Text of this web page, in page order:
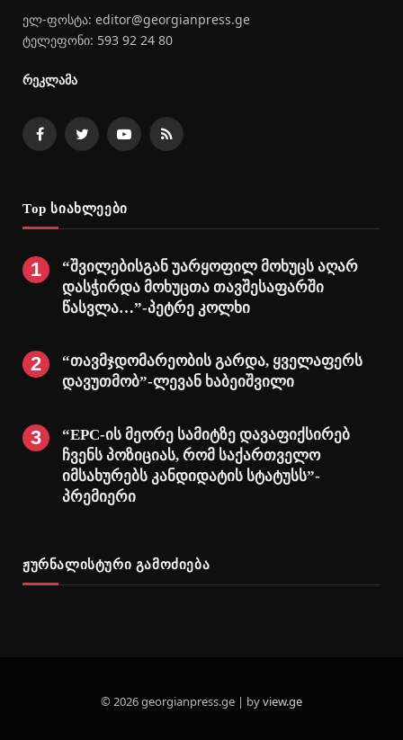
ელ-ფოსტა: editor@georgianpress.ge
ტელეფონი: 593 92 24 80
რეკლამა
FacebookTwitterYouTubeRSS
Top სიახლეები
“შვილებისგან უარყოფილ მოხუცს აღარ
დასჭირდა მოხუცთა თავშესაფარში
წასვლა…”-პეტრე კოლხი
“თავმჯდომარეობის გარდა, ყველაფერს
დავუთმობ”-ლევან ხაბეიშვილი
“EPC-ის მეორე სამიტზე დავაფიქსირებ
ჩვენს პოზიციას, რომ საქართველო
იმსახურებს კანდიდატის სტატუსს”-
პრემიერი
ჟურნალისტური გამოძიება
© 2026 georgianpress.ge | byview.ge